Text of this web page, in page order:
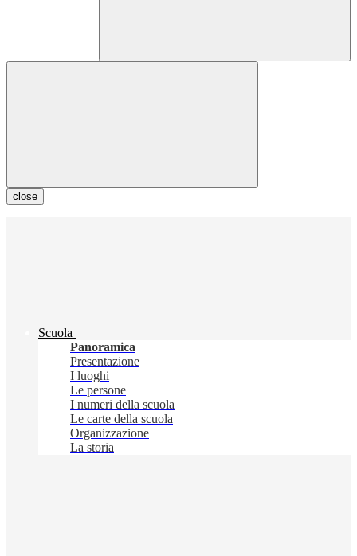
close
Scuola
Panoramica
Presentazione
I luoghi
Le persone
I numeri della scuola
Le carte della scuola
Organizzazione
La storia